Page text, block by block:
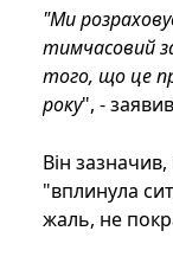
"Ми
тимчасовий
того, що це
року", -
Він
"вплинула
жаль, не